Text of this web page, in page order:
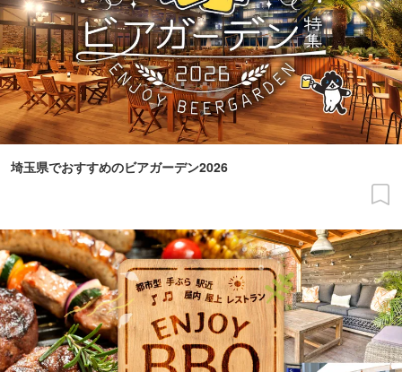
埼玉県でおすすめのビアガーデン2026